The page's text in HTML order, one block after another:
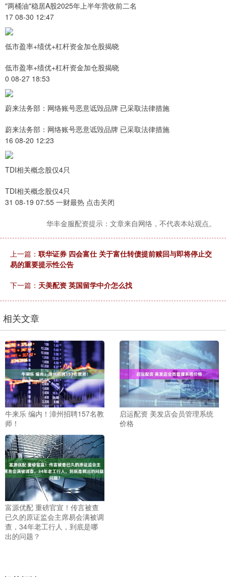
"两桶油"稳居A股2025年上半年营收前二名
17 08-30 12:47
低市盈率+绩优+杠杆资金加仓股揭晓
低市盈率+绩优+杠杆资金加仓股揭晓
0 08-27 18:53
蔚来法务部：网络账号恶意诋毁品牌 已采取法律措施
蔚来法务部：网络账号恶意诋毁品牌 已采取法律措施
16 08-20 12:23
TDI相关概念股仅4只
TDI相关概念股仅4只
31 08-19 07:55 一财最热 点击关闭
华丰金服配资提示：文章来自网络，不代表本站观点。
上一篇： 联华证券 四会富仕 关于富仕转债提前赎回与即将停止交
易的重要提示性公告
下一篇： 天美配资 英国留学中介怎么找
相关文章
牛来乐 编内！漳州招聘157名教
师！
启运配资 美发店会员管理系统
价格
富源优配 重磅官宣！传言被查
已久的原证监会主席易会满被调
查，34年老工行人，到底是哪
出的问题？